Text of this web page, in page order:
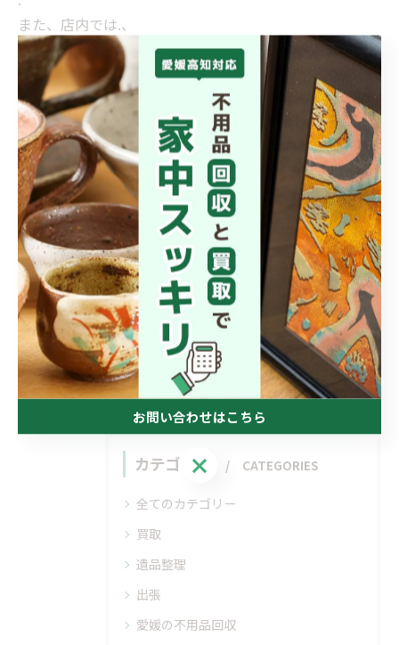
また、店内では.、
＂お得な価格＂で販売もしていますので、
お買い物ついでにぜひ遊びに来てくださいね！🛍️👗
.
「これ売れるかな？」とお悩みの方も、
お気軽にご相談ください😊🚗
.
皆様のご来店、心よりお待ちしております！✨
.
#愛媛県 #古着 #古着女子 #古着男子 #capcut
< 前のページ 一覧に戻る 次のページ >
カテゴリー CATEGORIES
全てのカテゴリー
買取
遺品整理
出張
愛媛の不用品回収
お問い合わせはこちら
お問い合わせはこちら